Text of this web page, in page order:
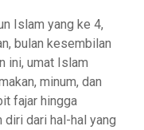
Islam yang ke 4,
bulan kesembilan
ini, umat Islam
minum, dan
fajar hingga
diri dari hal-hal yang